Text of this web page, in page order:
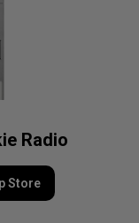
Radio
Store